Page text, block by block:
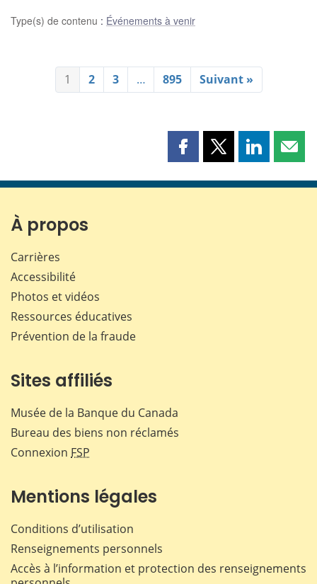
Type(s) de contenu : Événements à venir
1 2 3 … 895 Suivant »
Partager
page
Partager
page
Partager
page page
À propos
Carrières
Accessibilité
Photos et vidéos
Ressources éducatives
Prévention de la fraude
Sites affiliés
Musée de la Banque du Canada
Bureau des biens non réclamés
Connexion FSP
Mentions légales
Conditions d’utilisation
Renseignements personnels
Accès à l’information et protection des renseignements